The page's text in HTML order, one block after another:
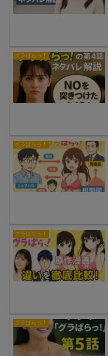
グラぱらっ！
グラぱらっ！
グラぱらっ！
グラぱらっ！